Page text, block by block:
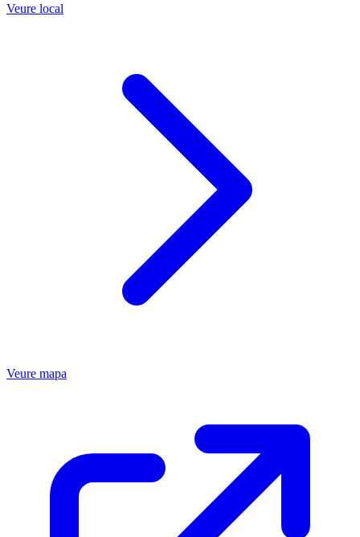
Veure local
Veure mapa